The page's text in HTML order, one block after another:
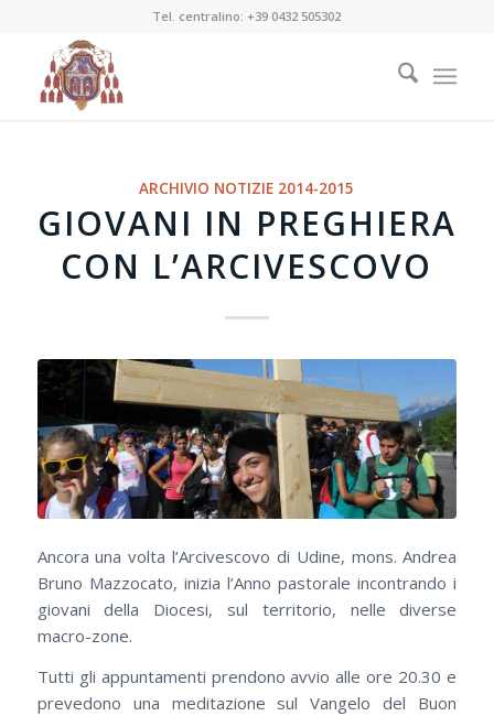
Tel. centralino:+39 0432 505302
ARCHIVIO NOTIZIE 2014-2015
GIOVANI IN PREGHIERA
CON L’ARCIVESCOVO
Ancora una volta l’Arcivescovo di Udine, mons. Andrea
Bruno Mazzocato, inizia l’Anno pastorale incontrando i
giovani della Diocesi, sul territorio, nelle diverse
macro-zone.
Tutti gli appuntamenti prendono avvio alle ore 20.30 e
prevedono una meditazione sul Vangelo del Buon